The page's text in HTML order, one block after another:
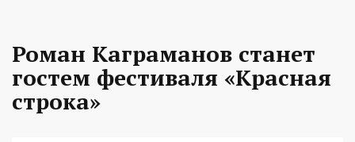
Роман Каграманов станет
гостем фестиваля «Красная
строка»